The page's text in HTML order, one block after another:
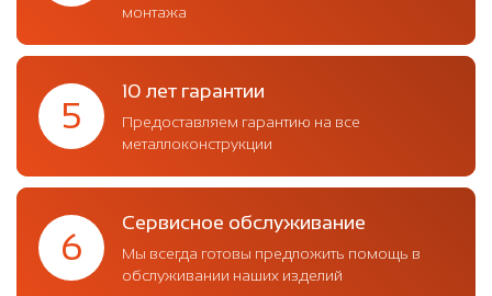
монтажа
5
10 лет гарантии
Предоставляем гарантию на все
металлоконструкции
6
Сервисное обслуживание
Мы всегда готовы предложить помощь в
обслуживании наших изделий